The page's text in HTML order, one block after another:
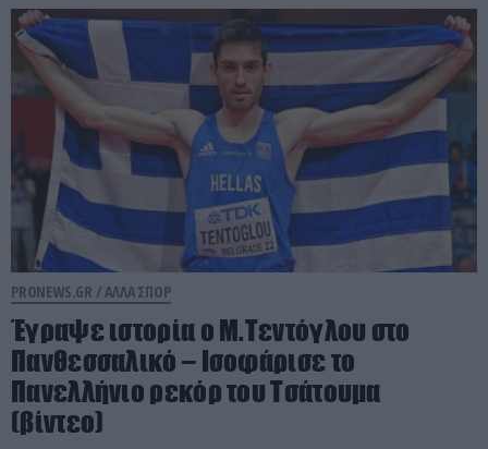
PRONEWS.GR /ΑΛΛΑ ΣΠΟΡ
Έγραψε ιστορία ο Μ.Τεντόγλου στο
Πανθεσσαλικό – Ισοφάρισε το
Πανελλήνιο ρεκόρ του Τσάτουμα
(βίντεο)